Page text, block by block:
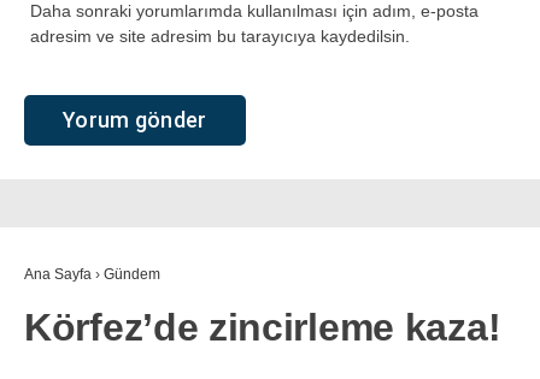
Daha sonraki yorumlarımda kullanılması için adım, e-posta
adresim ve site adresim bu tarayıcıya kaydedilsin.
Ana Sayfa › Gündem
Körfez’de zincirleme kaza!